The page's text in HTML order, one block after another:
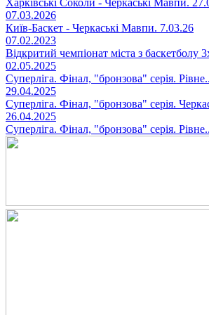
Харківські Соколи - Черкаські Мавпи.
07.03.2026
Київ-Баскет - Черкаські Мавпи. 7.03.26
07.02.2023
Відкритий чемпіонат міста з
02.05.2025
Суперліга. Фінал, "бронзова" серія.
29.04.2025
Суперліга. Фінал, "бронзова" серія.
26.04.2025
Суперліга. Фінал, "бронзова" серія.